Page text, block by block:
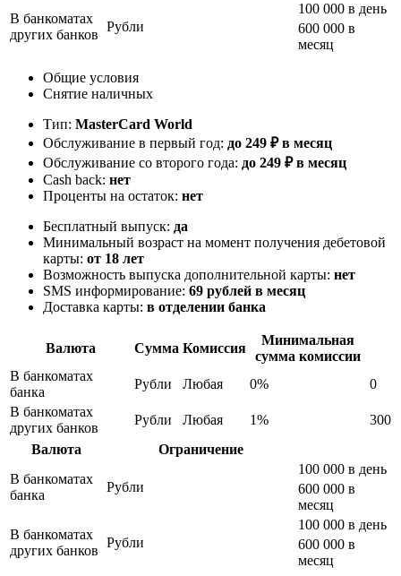
В банкоматах
других банков
Рубли
100 000 в день
600 000 в
месяц
Общие условия
Снятие наличных
Тип: MasterСard World
Обслуживание в первый год: до 249 ₽ в месяц
Обслуживание со второго года: до 249 ₽ в месяц
Cash back: нет
Проценты на остаток: нет
Бесплатный выпуск: да
Минимальный возраст на момент получения дебетовой
карты: от 18 лет
Возможность выпуска дополнительной карты: нет
SMS информирование: 69 рублей в месяц
Доставка карты: в отделении банка
Валюта Сумма Комиссия
Минимальная
сумма комиссии
В банкоматах
банка
Рубли Любая 0%
0
В банкоматах
других банков
Рубли Любая 1%
300
Валюта
Ограничение
В банкоматах
банка
Рубли
100 000 в день
600 000 в
месяц
В банкоматах
других банков
Рубли
100 000 в день
600 000 в
месяц